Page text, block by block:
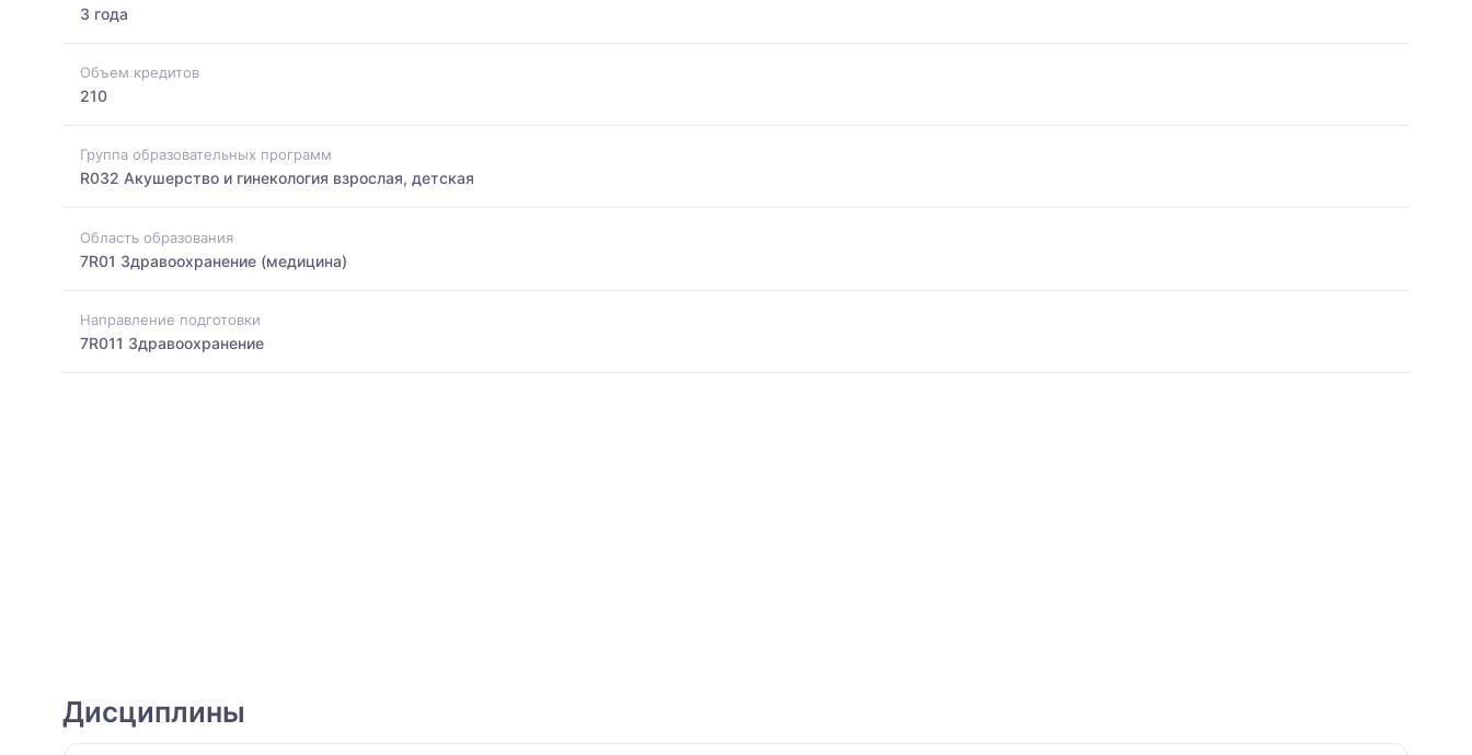
3 года
Объем кредитов
210
Группа образовательных программ
R032 Акушерство и гинекология взрослая, детская
Область образования
7R01 Здравоохранение (медицина)
Направление подготовки
7R011 Здравоохранение
Дисциплины